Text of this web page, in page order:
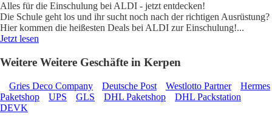
Alles für die Einschulung bei ALDI - jetzt entdecken!
Die Schule geht los und ihr sucht noch nach der richtigen Ausrüstung?
Hier kommen die heißesten Deals bei ALDI zur Einschulung!...
Jetzt lesen
Weitere Weitere Geschäfte in Kerpen
Gries Deco Company Deutsche Post Westlotto Partner
Hermes
Paketshop
UPS GLS DHL Paketshop
DHL Packstation
DEVK